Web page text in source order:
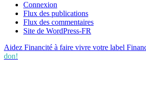
Connexion
Flux des publications
Flux des commentaires
Site de WordPress-FR
Aidez Financité à faire vivre votre label
don!